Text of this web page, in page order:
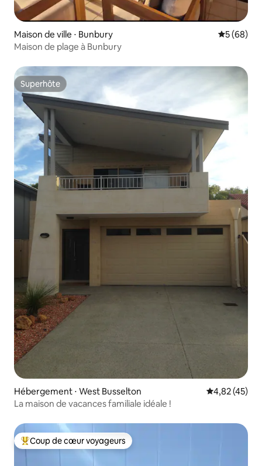
Maison de ville ⋅ Bunbury
5 (68)
Maison de plage à Bunbury
Superhôte
Superhôte
Hébergement ⋅ West Busselton Évaluation
4,82 (45)
La maison de vacances familiale idéale !
Coups de cœur voyageurs les plus appréciés
Coup de cœur voyageurs